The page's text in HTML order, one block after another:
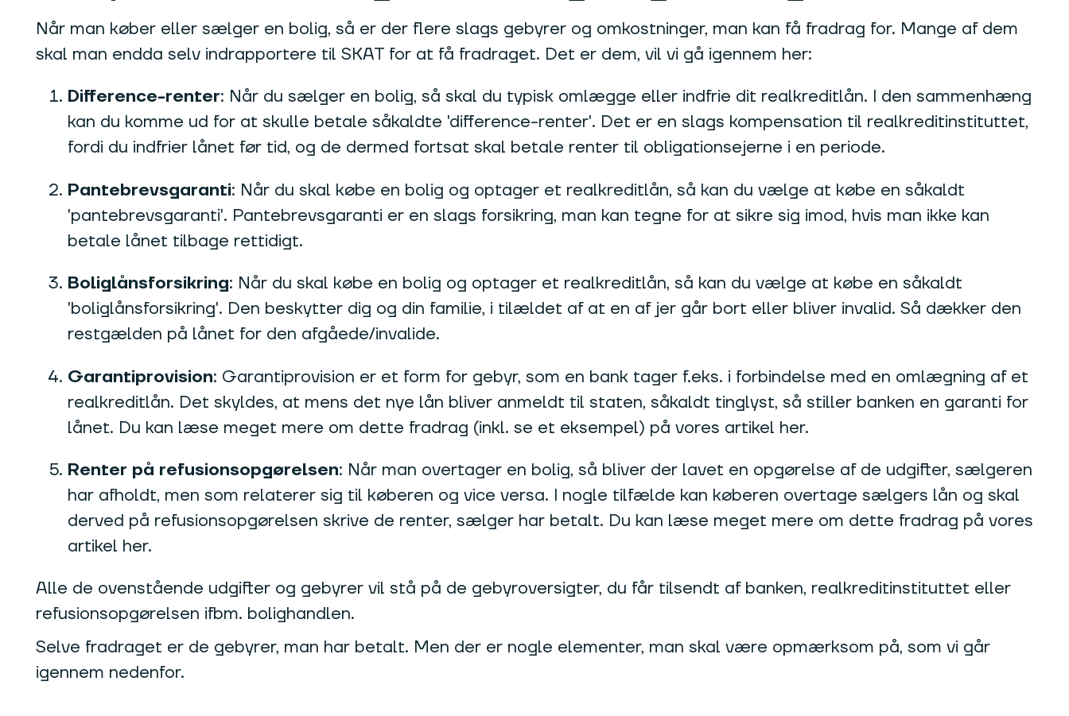
Når man køber eller sælger en bolig, så er der flere slags gebyrer og omkostninger, man kan få fradrag for. Mange af dem
skal man endda selv indrapportere til SKAT for at få fradraget. Det er dem, vil vi gå igennem her:
Difference-renter: Når du sælger en bolig, så skal du typisk omlægge eller indfrie dit realkreditlån. I den sammenhæng
kan du komme ud for at skulle betale såkaldte 'difference-renter'. Det er en slags kompensation til realkreditinstituttet,
fordi du indfrier lånet før tid, og de dermed fortsat skal betale renter til obligationsejerne i en periode.
Pantebrevsgaranti: Når du skal købe en bolig og optager et realkreditlån, så kan du vælge at købe en såkaldt
'pantebrevsgaranti'. Pantebrevsgaranti er en slags forsikring, man kan tegne for at sikre sig imod, hvis man ikke kan
betale lånet tilbage rettidigt.
Boliglånsforsikring: Når du skal købe en bolig og optager et realkreditlån, så kan du vælge at købe en såkaldt
'boliglånsforsikring'. Den beskytter dig og din familie, i tilældet af at en af jer går bort eller bliver invalid. Så dækker den
restgælden på lånet for den afgåede/invalide.
Garantiprovision: Garantiprovision er et form for gebyr, som en bank tager f.eks. i forbindelse med en omlægning af et
realkreditlån. Det skyldes, at mens det nye lån bliver anmeldt til staten, såkaldt tinglyst, så stiller banken en garanti for
lånet. Du kan læse meget mere om dette fradrag (inkl. se et eksempel) på vores artikel her.
Renter på refusionsopgørelsen: Når man overtager en bolig, så bliver der lavet en opgørelse af de udgifter, sælgeren
har afholdt, men som relaterer sig til køberen og vice versa. I nogle tilfælde kan køberen overtage sælgers lån og skal
derved på refusionsopgørelsen skrive de renter, sælger har betalt. Du kan læse meget mere om dette fradrag på vores
artikel her.
Alle de ovenstående udgifter og gebyrer vil stå på de gebyroversigter, du får tilsendt af banken, realkreditinstituttet eller
refusionsopgørelsen ifbm. bolighandlen.
Selve fradraget er de gebyrer, man har betalt. Men der er nogle elementer, man skal være opmærksom på, som vi går
igennem nedenfor.